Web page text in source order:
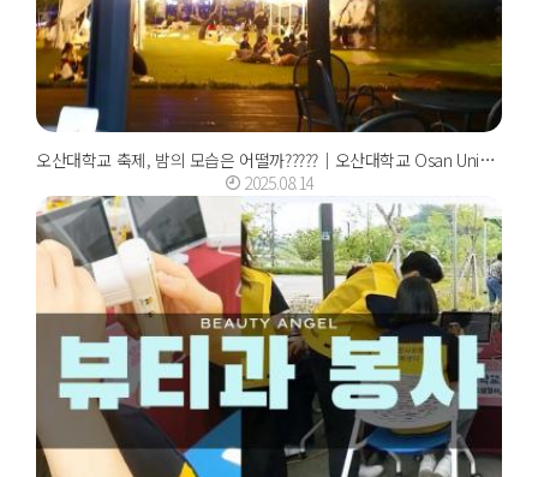
오산대학교 축제, 밤의 모습은 어떨까?????｜오산대학교 Osan University
2025.08.14